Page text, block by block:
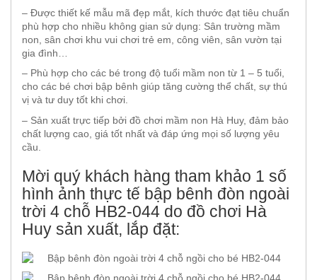
– Được thiết kế mẫu mã đẹp mắt, kích thước đạt tiêu chuẩn
phù hợp cho nhiều không gian sử dụng: Sân trường mầm
non, sân chơi khu vui chơi trẻ em, công viên, sân vườn tại
gia đình…
– Phù hợp cho các bé trong độ tuổi mầm non từ 1 – 5 tuổi,
cho các bé chơi bập bênh giúp tăng cường thể chất, sự thú
vị và tư duy tốt khi chơi.
– Sản xuất trực tiếp bởi đồ chơi mầm non Hà Huy, đảm bảo
chất lượng cao, giá tốt nhất và đáp ứng mọi số lượng yêu
cầu.
Mời quý khách hàng tham khảo 1 số
hình ảnh thực tế bập bênh đòn ngoài
trời 4 chỗ HB2-044 do đồ chơi Hà
Huy sản xuất, lắp đặt: